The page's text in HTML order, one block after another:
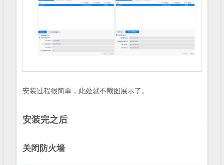
安装过程很简单，此处就不截图展示了。
安装完之后
关闭防火墙